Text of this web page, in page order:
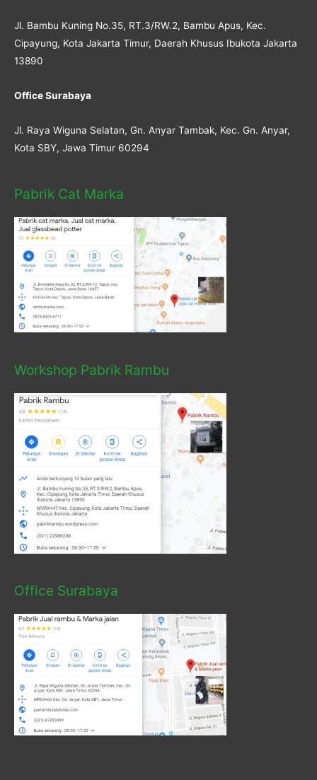
Jl. Bambu Kuning No.35, RT.3/RW.2, Bambu Apus, Kec.
Cipayung, Kota Jakarta Timur, Daerah Khusus Ibukota Jakarta
13890
Office Surabaya
Jl. Raya Wiguna Selatan, Gn. Anyar Tambak, Kec. Gn. Anyar,
Kota SBY, Jawa Timur 60294
Pabrik Cat Marka
Workshop Pabrik Rambu
Office Surabaya